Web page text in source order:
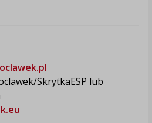
SkrytkaESP lub